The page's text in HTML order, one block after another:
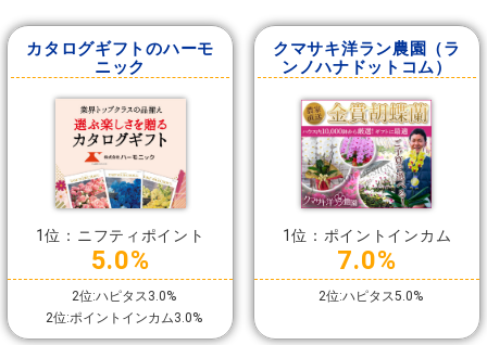
カタログギフトのハーモ
ニック
1位：ニフティポイント
5.0%
2位:ハピタス3.0%
2位:ポイントインカム3.0%
クマサキ洋ラン農園（ラ
ンノハナドットコム）
1位：ポイントインカム
7.0%
2位:ハピタス5.0%